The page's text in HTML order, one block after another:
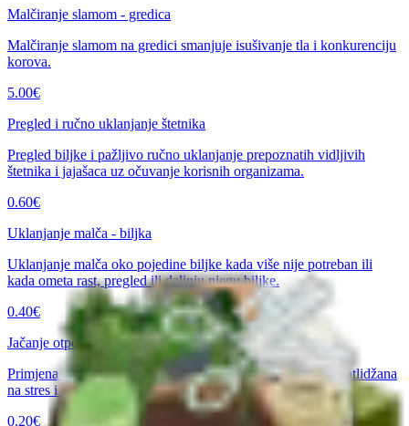
Malčiranje slamom - gredica
Malčiranje slamom na gredici smanjuje isušivanje tla i konkurenciju
korova.
5.00€
Pregled i ručno uklanjanje štetnika
Pregled biljke i pažljivo ručno uklanjanje prepoznatih vidljivih
štetnika i jajašaca uz očuvanje korisnih organizama.
0.60€
Uklanjanje malča - biljka
Uklanjanje malča oko pojedine biljke kada više nije potreban ili
kada ometa rast, pregled ili daljnju njegu biljke.
0.40€
Jačanje otpornosti rajčice i patlidžana
Primjena tekućeg pripravka za jačanje otpornosti rajčice i patlidžana
na stres i bolesti.
0.20€